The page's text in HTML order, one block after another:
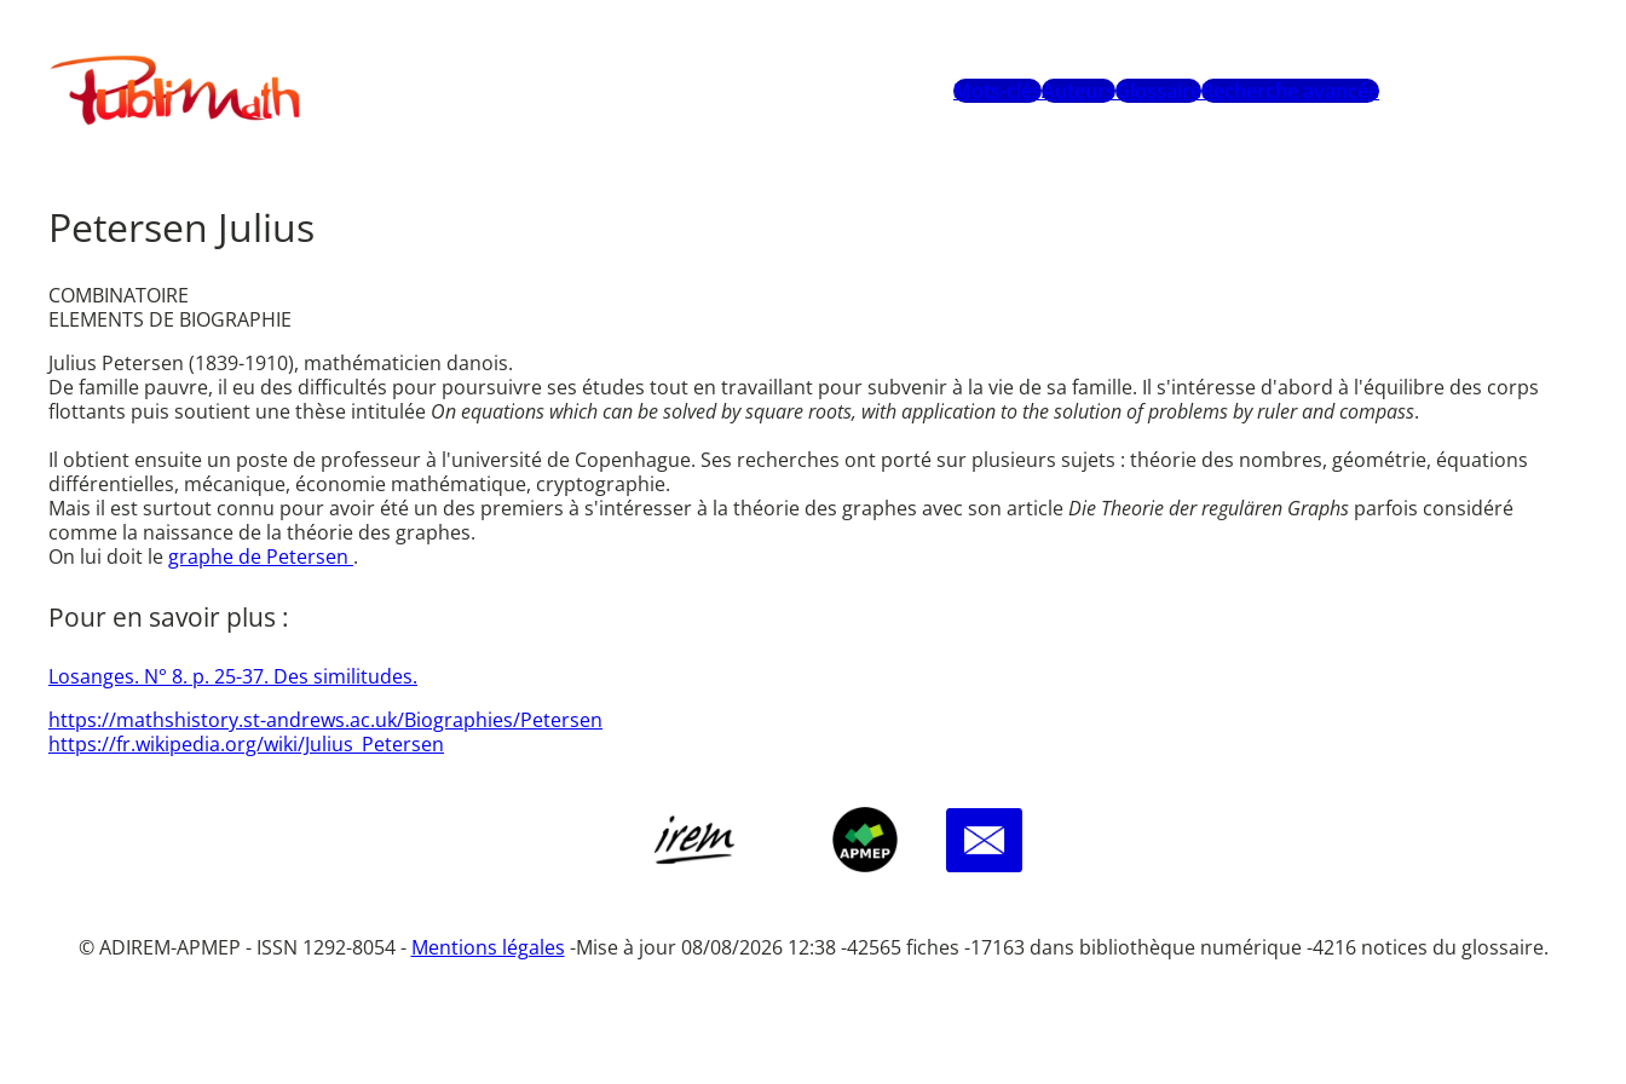
contenuPublimath
Mots-clésAuteursGlossaireRecherche avancée
Petersen Julius
COMBINATOIRE
ELEMENTS DE BIOGRAPHIE
Julius Petersen (1839-1910), mathématicien danois.
De famille pauvre, il eu des difficultés pour poursuivre ses études tout en travaillant pour subvenir à la vie de sa famille. Il s'intéresse d'abord à l'équilibre des corps
flottants puis soutient une thèse intitulée On equations which can be solved by square roots, with application to the solution of problems by ruler and compass.
Il obtient ensuite un poste de professeur à l'université de Copenhague. Ses recherches ont porté sur plusieurs sujets : théorie des nombres, géométrie, équations
différentielles, mécanique, économie mathématique, cryptographie.
Mais il est surtout connu pour avoir été un des premiers à s'intéresser à la théorie des graphes avec son articleDie Theorie der regulären Graphs parfois considéré
comme la naissance de la théorie des graphes.
On lui doit le graphe de Petersen .
Pour en savoir plus :
Losanges. N° 8. p. 25-37. Des similitudes.
https://mathshistory.st-andrews.ac.uk/Biographies/Petersen
https://fr.wikipedia.org/wiki/Julius_Petersen
© ADIREM-APMEP - ISSN 1292-8054 - Mentions légales -Mise à jour 08/08/2026 12:38 -42565 fiches -17163 dans bibliothèque numérique -4216 notices du glossaire.